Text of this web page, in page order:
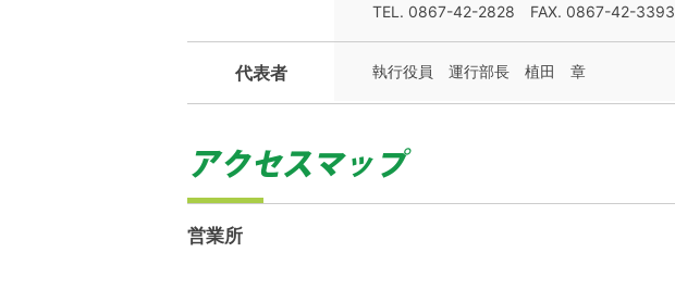
TEL. 0867-42-2828 FAX. 0867-42-3393
代表者 執行役員 運行部長 植田 章
営業所